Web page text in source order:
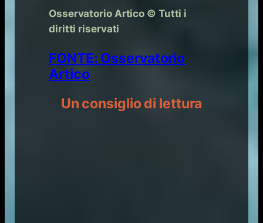
Osservatorio Artico © Tutti i
diritti riservati
FONTE: Osservatorio
Artico
Un consiglio di lettura